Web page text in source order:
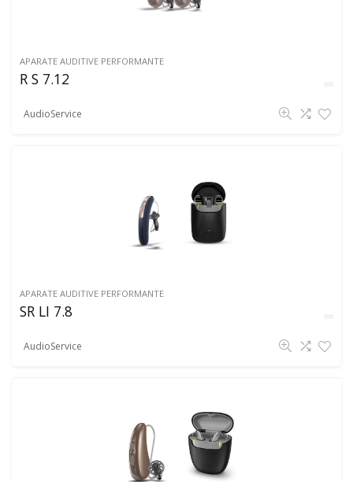
APARATE AUDITIVE PERFORMANTE
R S 7.12
AudioService
APARATE AUDITIVE PERFORMANTE
SR LI 7.8
AudioService